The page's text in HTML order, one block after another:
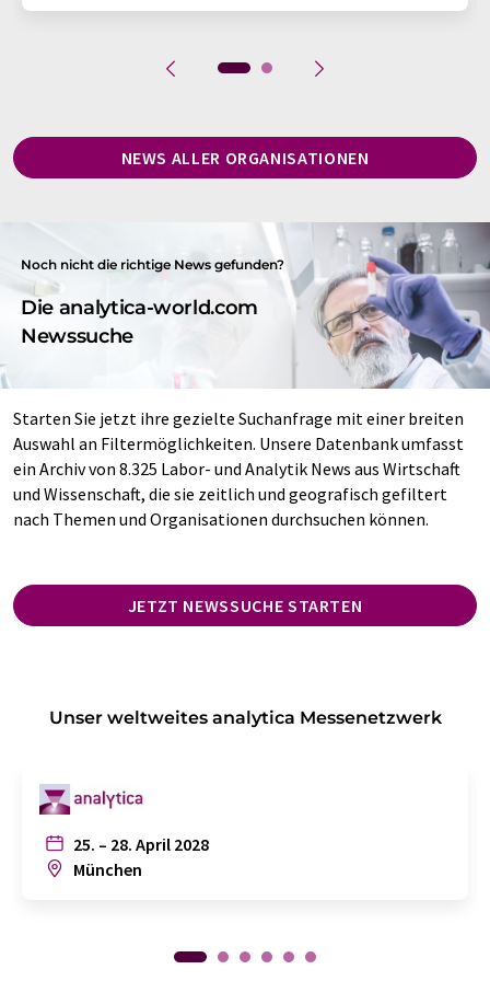
NEWS ALLER ORGANISATIONEN
Noch nicht die richtige News gefunden?
Die analytica-world.com
Newssuche
Starten Sie jetzt ihre gezielte Suchanfrage mit einer breiten
Auswahl an Filtermöglichkeiten. Unsere Datenbank umfasst
ein Archiv von 8.325 Labor- und Analytik News aus Wirtschaft
und Wissenschaft, die sie zeitlich und geografisch gefiltert
nach Themen und Organisationen durchsuchen können.
JETZT NEWSSUCHE STARTEN
Unser weltweites analytica Messenetzwerk
25. – 28. April 2028
München